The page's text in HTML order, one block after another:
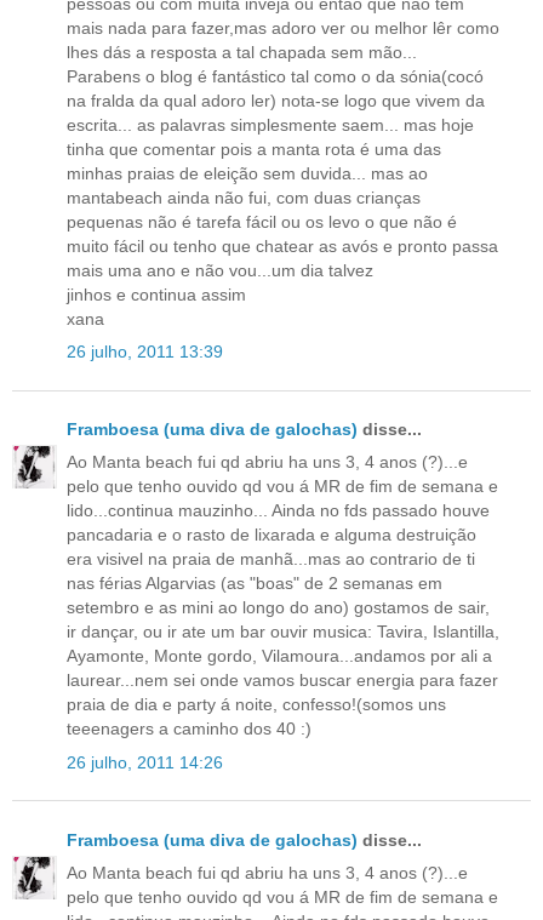
mais nada para fazer,mas adoro ver ou melhor lêr como
lhes dás a resposta a tal chapada sem mão...
Parabens o blog é fantástico tal como o da sónia(cocó
na fralda da qual adoro ler) nota-se logo que vivem da
escrita... as palavras simplesmente saem... mas hoje
tinha que comentar pois a manta rota é uma das
minhas praias de eleição sem duvida... mas ao
mantabeach ainda não fui, com duas crianças
pequenas não é tarefa fácil ou os levo o que não é
muito fácil ou tenho que chatear as avós e pronto passa
mais uma ano e não vou...um dia talvez
jinhos e continua assim
xana
26 julho, 2011 13:39
Framboesa (uma diva de galochas) disse...
Ao Manta beach fui qd abriu ha uns 3, 4 anos (?)...e
pelo que tenho ouvido qd vou á MR de fim de semana e
lido...continua mauzinho... Ainda no fds passado houve
pancadaria e o rasto de lixarada e alguma destruição
era visivel na praia de manhã...mas ao contrario de ti
nas férias Algarvias (as "boas" de 2 semanas em
setembro e as mini ao longo do ano) gostamos de sair,
ir dançar, ou ir ate um bar ouvir musica: Tavira, Islantilla,
Ayamonte, Monte gordo, Vilamoura...andamos por ali a
laurear...nem sei onde vamos buscar energia para fazer
praia de dia e party á noite, confesso!(somos uns
teeenagers a caminho dos 40 :)
26 julho, 2011 14:26
Framboesa (uma diva de galochas) disse...
Ao Manta beach fui qd abriu ha uns 3, 4 anos (?)...e
pelo que tenho ouvido qd vou á MR de fim de semana e